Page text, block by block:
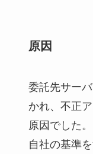
原因
委託先サー
かれ、不正
原因でした。
自社の基準